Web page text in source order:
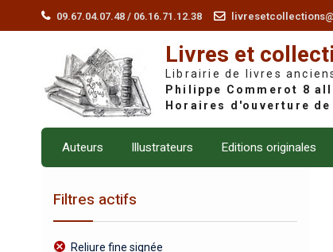
09.67.04.07.48 / 06.16.71.12.38
Livres et
Librairie de livres
Auteurs Illustrateurs Editions originales
Filtres actifs
Reliure fine signée